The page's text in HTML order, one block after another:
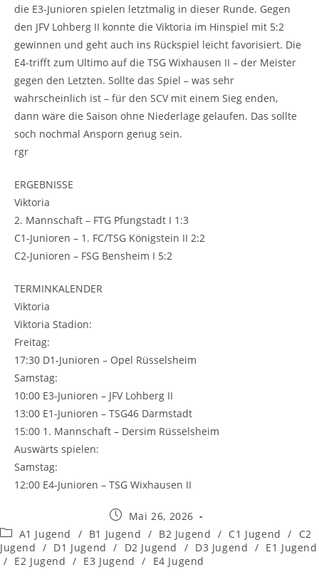
die E3-Junioren spielen letztmalig in dieser Runde. Gegen
den JFV Lohberg II konnte die Viktoria im Hinspiel mit 5:2
gewinnen und geht auch ins Rückspiel leicht favorisiert. Die
E4-trifft zum Ultimo auf die TSG Wixhausen II – der Meister
gegen den Letzten. Sollte das Spiel – was sehr
wahrscheinlich ist – für den SCV mit einem Sieg enden,
dann wäre die Saison ohne Niederlage gelaufen. Das sollte
soch nochmal Ansporn genug sein.
rgr
ERGEBNISSE
Viktoria
2. Mannschaft – FTG Pfungstadt I 1:3
C1-Junioren – 1. FC/TSG Königstein II 2:2
C2-Junioren – FSG Bensheim I 5:2
TERMINKALENDER
Viktoria
Viktoria Stadion:
Freitag:
17:30 D1-Junioren – Opel Rüsselsheim
Samstag:
10:00 E3-Junioren – JFV Lohberg II
13:00 E1-Junioren – TSG46 Darmstadt
15:00 1. Mannschaft – Dersim Rüsselsheim
Auswärts spielen:
Samstag:
12:00 E4-Junioren – TSG Wixhausen II
Beitrag
veröffentlicht:
Mai 26, 2026
Beitrags-
Kategorie:
A1 Jugend / B1 Jugend / B2 Jugend / C1 Jugend /
C2
Jugend / D1 Jugend / D2 Jugend / D3 Jugend / E1 Jugend
/ E2 Jugend / E3 Jugend / E4 Jugend